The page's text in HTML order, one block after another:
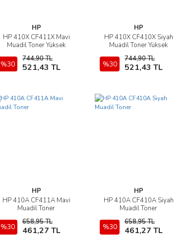
HP
HP 410X CF411X Mavi
Muadil Toner Yüksek
%30
744,90 TL
521,43 TL
İncele
Sepete Ekle
HP
HP 410X CF410X Siyah
Muadil Toner Yüksek
%30
744,90 TL
521,43 TL
İncele
Sepete Ekle
HP
HP 410A CF411A Mavi
Muadil Toner
%30
658,95 TL
461,27 TL
İncele
Sepete Ekle
HP
HP 410A CF410A Siyah
Muadil Toner
%30
658,95 TL
461,27 TL
İncele
Sepete Ekle